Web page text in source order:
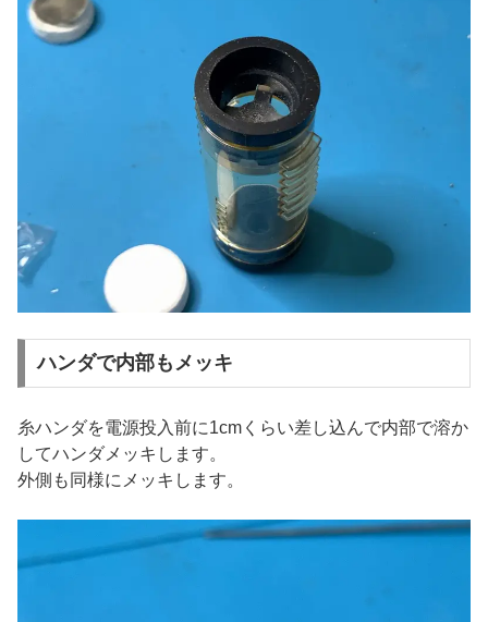
ハンダで内部もメッキ
糸ハンダを電源投入前に1cmくらい差し込んで内部で溶か
してハンダメッキします。
外側も同様にメッキします。